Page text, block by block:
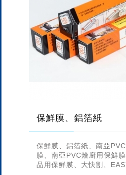
保鮮膜、鋁箔紙
保鮮膜、鋁箔紙、南亞
膜、南亞PVC燴廚用保鮮
品用保鮮膜、大快割、